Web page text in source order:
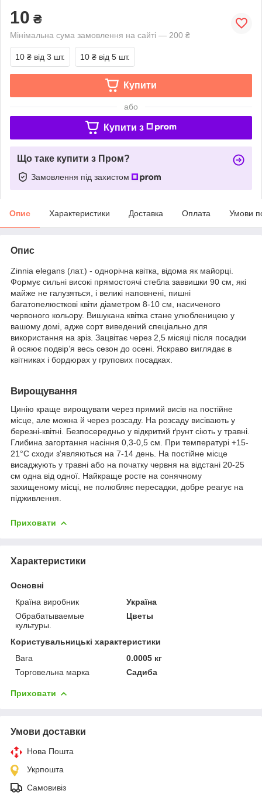
10 ₴
Мінімальна сума замовлення на сайті — 200 ₴
10 ₴ від 3 шт. 10 ₴ від 5 шт.
Купити
або
Купити з
Що таке купити з Пром?
Замовлення під захистом
Опис Характеристики Доставка Оплата Умови
Опис
Zinnia elegans (лат.) - однорічна квітка, відома як майорці.
Формує сильні високі прямостоячі стебла заввишки 90 см, які
майже не галузяться, і великі наповнені, пишні
багатопелюсткові квіти діаметром 8-10 см, насиченого
червоного кольору. Вишукана квітка стане улюбленицею у
вашому домі, адже сорт виведений спеціально для
використання на зріз. Зацвітає через 2,5 місяці після посадки
й осяює подвір’я весь сезон до осені. Яскраво виглядає в
квітниках і бордюрах у групових посадках.
Вирощування
Цинію краще вирощувати через прямий висів на постійне
місце, але можна й через розсаду. На розсаду висівають у
березні-квітні. Безпосередньо у відкритий ґрунт сіють у травні.
Глибина загортання насіння 0,3-0,5 см. При температурі +15-
21°С сходи з'являються на 7-14 день. На постійне місце
висаджують у травні або на початку червня на відстані 20-25
см одна від одної. Найкраще росте на сонячному
захищеному місці, не полюбляє пересадки, добре реагує на
підживлення.
Приховати
Характеристики
Основні
Країна виробник
Україна
Обрабатываемые
культуры.
Цветы
Користувальницькі характеристики
Вага
0.0005 кг
Торговельна марка
Садиба
Приховати
Умови доставки
Нова Пошта
Укрпошта
Самовивіз